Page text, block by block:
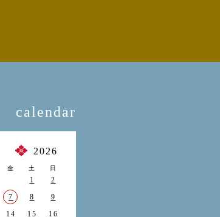
calendar
2026
金 土 日
1
2
7 8
9
14 15
16